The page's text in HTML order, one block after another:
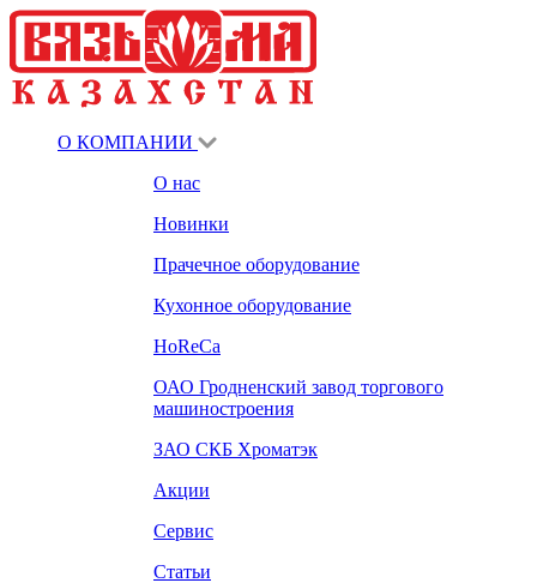
О КОМПАНИИ
О нас
Новинки
Прачечное оборудование
Кухонное оборудование
HoReCa
ОАО Гродненский завод торгового
машиностроения
ЗАО СКБ Хроматэк
Акции
Сервис
Статьи